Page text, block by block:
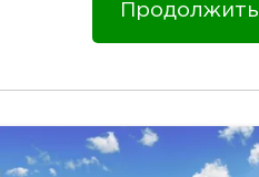
Продолжить